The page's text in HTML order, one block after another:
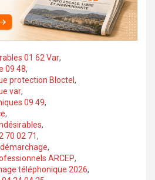
01 62 Var,
09 48,
protection Bloctel ,
var,
09 49,
,
,
70 02 71,
,
ARCEP,
téléphonique 2026,